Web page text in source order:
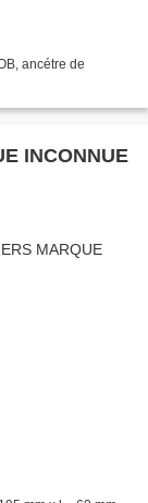
ancétre de
INCONNUE